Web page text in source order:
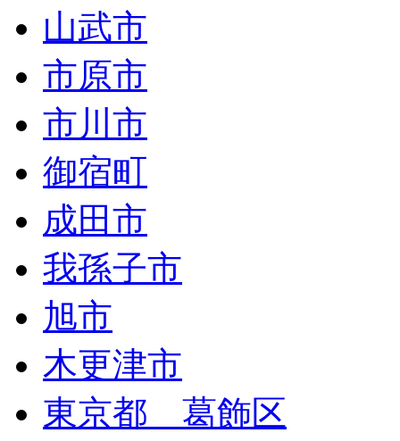
山武市
市原市
市川市
御宿町
成田市
我孫子市
旭市
木更津市
東京都 葛飾区